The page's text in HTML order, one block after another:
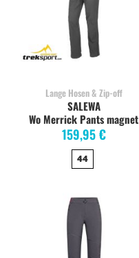
Lange Hosen & Zip-off
Wo Merrick Pants magnet
159,95 €
SALEWA
44